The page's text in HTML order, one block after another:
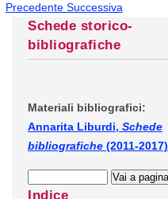
Precedente Successiva
Schede storico-
bibliografiche
Materiali bibliografici:
Annarita Liburdi, Schede
bibliografiche (2011-2017)
Indice